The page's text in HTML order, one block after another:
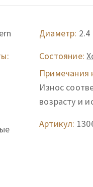
Диаметр: 2.4
Состояние:
Примечания
Износ
возрасту и
Артикул: